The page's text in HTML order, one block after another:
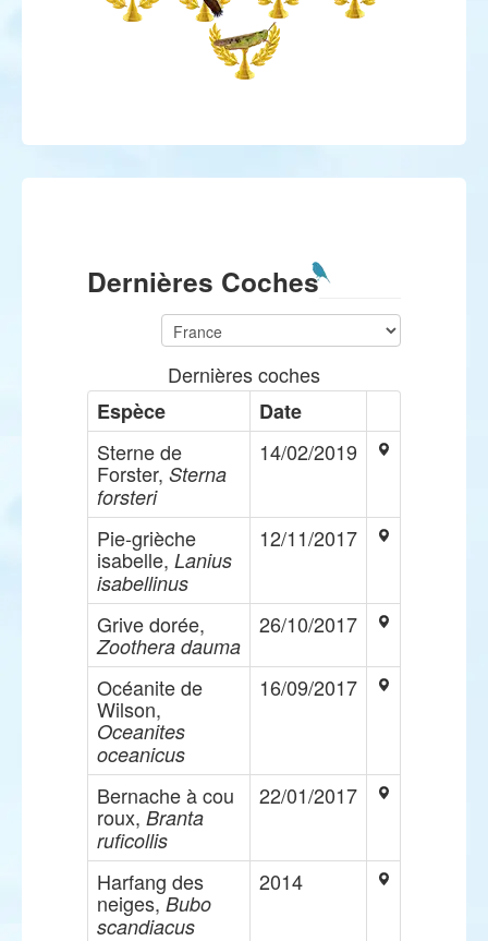
Dernières Coches
Dernières coches
Espèce
Date
Sterne de
Forster, Sterna
forsteri
14/02/2019
Pie-grièche
isabelle, Lanius
isabellinus
12/11/2017
Grive dorée,
Zoothera dauma
26/10/2017
Océanite de
Wilson,
Oceanites
oceanicus
16/09/2017
Bernache à cou
roux, Branta
ruficollis
22/01/2017
Harfang des
neiges,Bubo
scandiacus
2014